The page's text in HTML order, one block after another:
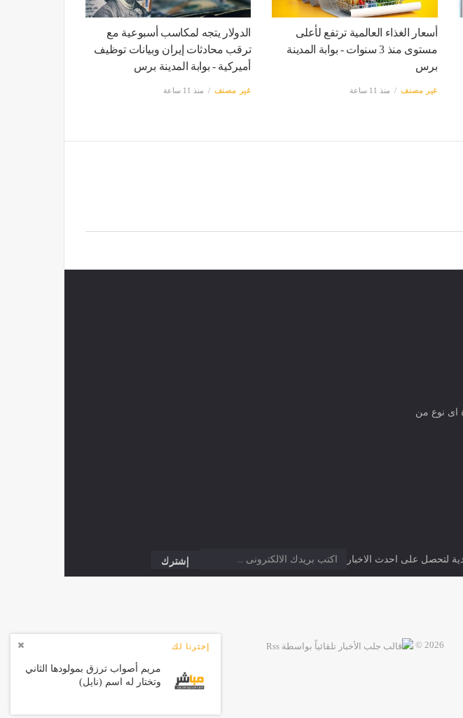
إخترنا لك
مريم أصواب ترزق بمولودها الثاني
وتختار له اسم (نايل)
أسعار الغذاء العالمية ترتفع لأعلى
مستوى منذ 3 سنوات - بوابة المدينة
برس
غير مصنف منذ 11 ساعة
الدولار يتجه لمكاسب أسبوعية مع
ترقب محادثات إيران وبيانات توظيف
أميركية - بوابة المدينة برس
غير مصنف منذ 11 ساعة
اى نوع من
لتحصل على احدث الاخبار
2026 ©